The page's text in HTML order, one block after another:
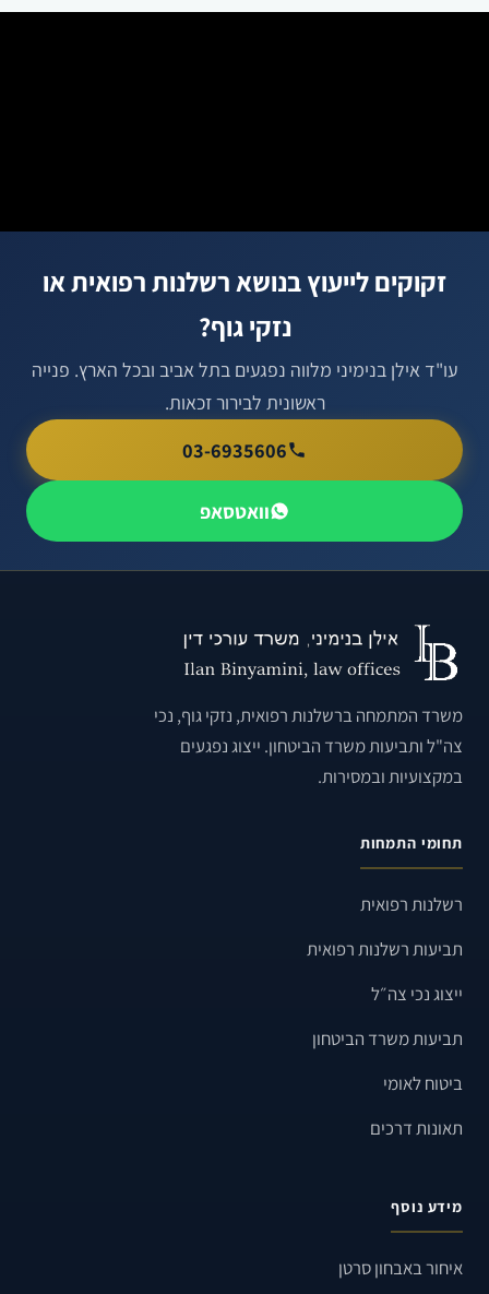
זקוקים לייעוץ בנושא רשלנות רפואית או
נזקי גוף?
עו"ד אילן בנימיני מלווה נפגעים בתל אביב ובכל הארץ. פנייה
ראשונית לבירור זכאות.
03-6935606
וואטסאפ
משרד המתמחה ברשלנות רפואית, נזקי גוף, נכי
צה"ל ותביעות משרד הביטחון. ייצוג נפגעים
במקצועיות ובמסירות.
תחומי התמחות
רשלנות רפואית
תביעות רשלנות רפואית
ייצוג נכי צה״ל
תביעות משרד הביטחון
ביטוח לאומי
תאונות דרכים
מידע נוסף
איחור באבחון סרטן